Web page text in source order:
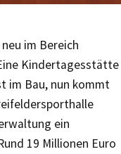
im Bereich
Kindertagesstätte
im Bau, nun kommt
ein
19 Millionen Euro